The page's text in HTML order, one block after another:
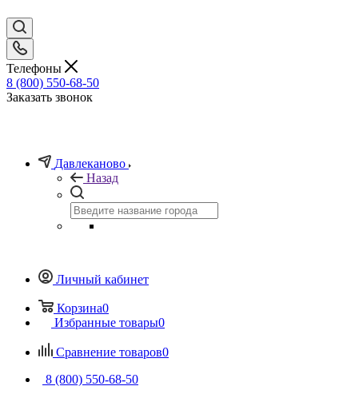
Телефоны
8 (800) 550-68-50
Заказать звонок
Давлеканово
Назад
Личный кабинет
Корзина0
Избранные товары0
Сравнение товаров0
8 (800) 550-68-50